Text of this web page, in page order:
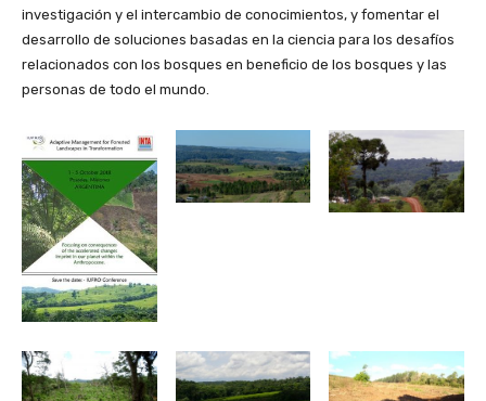
investigación y el intercambio de conocimientos, y fomentar el
desarrollo de soluciones basadas en la ciencia para los desafíos
relacionados con los bosques en beneficio de los bosques y las
personas de todo el mundo.